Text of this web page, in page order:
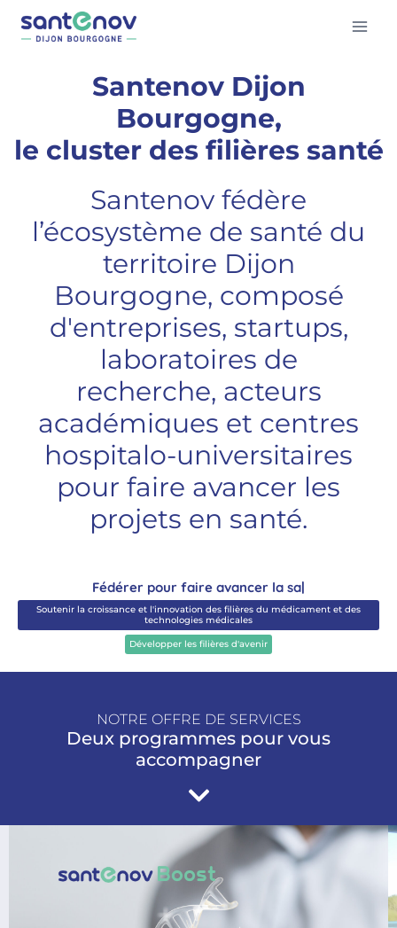
Santenov Dijon
Bourgogne,
le cluster des filières santé
Santenov fédère
l’écosystème de santé du
territoire Dijon
Bourgogne, composé
d'entreprises, startups,
laboratoires de
recherche, acteurs
académiques et centres
hospitalo-universitaires
pour faire avancer les
projets en santé.
Fédérer pour fai|
Soutenir la croissance et l'innovation des filières du médicament et des
technologies médicales
Développer les filières d'avenir
NOTRE OFFRE DE SERVICES
Deux programmes pour vous
accompagner